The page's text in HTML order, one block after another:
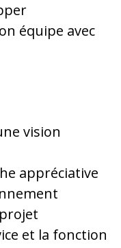
équipe avec
vision
appréciative
et la fonction